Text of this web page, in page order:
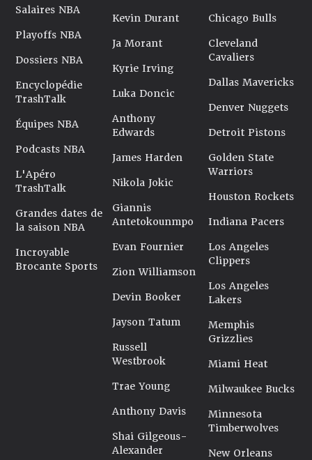
Salaires NBA
Playoffs NBA
Dossiers NBA
Encyclopédie
TrashTalk
Équipes NBA
Podcasts NBA
L'Apéro
TrashTalk
Grandes dates de
la saison NBA
Incroyable
Brocante Sports
Kevin Durant
Ja Morant
Kyrie Irving
Luka Doncic
Anthony
Edwards
James Harden
Nikola Jokic
Giannis
Antetokounmpo
Evan Fournier
Zion Williamson
Devin Booker
Jayson Tatum
Russell
Westbrook
Trae Young
Anthony Davis
Shai Gilgeous-
Alexander
Chicago Bulls
Cleveland
Cavaliers
Dallas Mavericks
Denver Nuggets
Detroit Pistons
Golden State
Warriors
Houston Rockets
Indiana Pacers
Los Angeles
Clippers
Los Angeles
Lakers
Memphis
Grizzlies
Miami Heat
Milwaukee Bucks
Minnesota
Timberwolves
New Orleans